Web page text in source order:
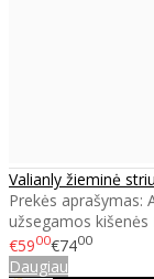
Valianly žieminė
Prekės aprašymas:
užsegamos kišenės
€5900€7400
Daugiau